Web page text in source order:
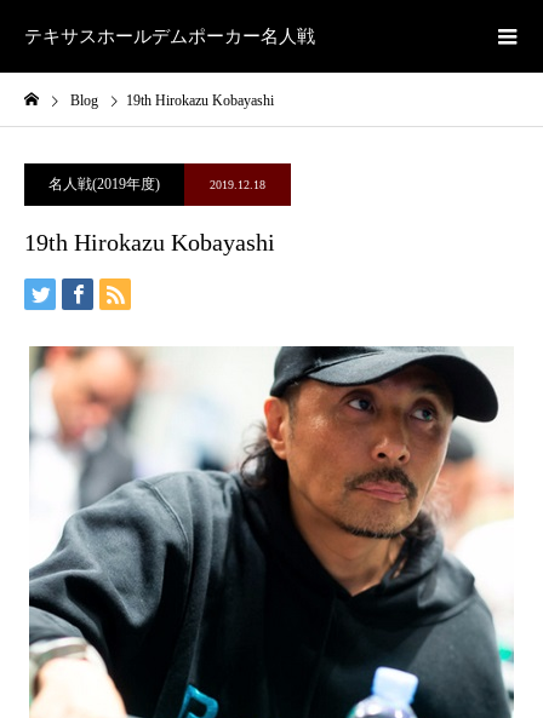
テキサスホールデムポーカー名人戦
Blog 19th Hirokazu Kobayashi
名人戦(2019年度) 2019.12.18
19th Hirokazu Kobayashi